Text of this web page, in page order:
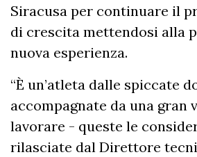
Siracusa per continuare il
di crescita mettendosi alla
nuova esperienza.
“È un’atleta dalle spiccate
accompagnate da una gran
lavorare - queste le
rilasciate dal Direttore